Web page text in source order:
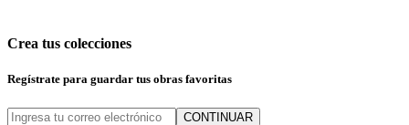
Crea tus colecciones
Regístrate para guardar tus obras favoritas
CONTINUAR